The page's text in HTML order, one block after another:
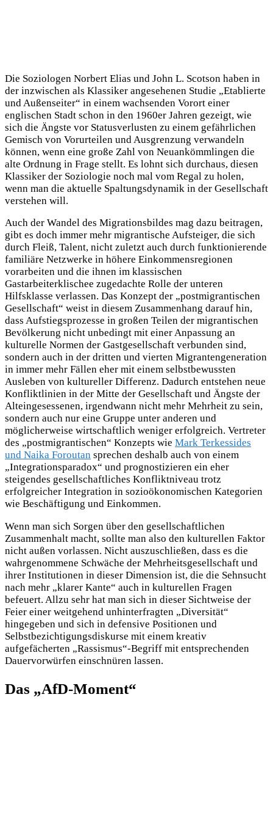
Die Soziologen Norbert Elias und John L. Scotson haben in
der inzwischen als Klassiker angesehenen Studie „Etablierte
und Außenseiter“ in einem wachsenden Vorort einer
englischen Stadt schon in den 1960er Jahren gezeigt, wie
sich die Ängste vor Statusverlusten zu einem gefährlichen
Gemisch von Vorurteilen und Ausgrenzung verwandeln
können, wenn eine große Zahl von Neuankömmlingen die
alte Ordnung in Frage stellt. Es lohnt sich durchaus, diesen
Klassiker der Soziologie noch mal vom Regal zu holen,
wenn man die aktuelle Spaltungsdynamik in der Gesellschaft
verstehen will.
Auch der Wandel des Migrationsbildes mag dazu beitragen,
gibt es doch immer mehr migrantische Aufsteiger, die sich
durch Fleiß, Talent, nicht zuletzt auch durch funktionierende
familiäre Netzwerke in höhere Einkommensregionen
vorarbeiten und die ihnen im klassischen
Gastarbeiterklischee zugedachte Rolle der unteren
Hilfsklasse verlassen. Das Konzept der „postmigrantischen
Gesellschaft“ weist in diesem Zusammenhang darauf hin,
dass Aufstiegsprozesse in großen Teilen der migrantischen
Bevölkerung nicht unbedingt mit einer Anpassung an
kulturelle Normen der Gastgesellschaft verbunden sind,
sondern auch in der dritten und vierten Migrantengeneration
in immer mehr Fällen eher mit einem selbstbewussten
Ausleben von kultureller Differenz. Dadurch entstehen neue
Konfliktlinien in der Mitte der Gesellschaft und Ängste der
Alteingesessenen, irgendwann nicht mehr Mehrheit zu sein,
sondern auch nur eine Gruppe unter anderen und
möglicherweise wirtschaftlich weniger erfolgreich. Vertreter
des „postmigrantischen“ Konzepts wie Mark Terkessides
und Naika Foroutan sprechen deshalb auch von einem
„Integrationsparadox“ und prognostizieren ein eher
steigendes gesellschaftliches Konfliktniveau trotz
erfolgreicher Integration in sozioökonomischen Kategorien
wie Beschäftigung und Einkommen.
Wenn man sich Sorgen über den gesellschaftlichen
Zusammenhalt macht, sollte man also den kulturellen Faktor
nicht außen vorlassen. Nicht auszuschließen, dass es die
wahrgenommene Schwäche der Mehrheitsgesellschaft und
ihrer Institutionen in dieser Dimension ist, die die Sehnsucht
nach mehr „klarer Kante“ auch in kulturellen Fragen
befeuert. Allzu sehr hat man sich in dieser Sichtweise der
Feier einer weitgehend unhinterfragten „Diversität“
hingegeben und sich in defensive Positionen und
Selbstbezichtigungsdiskurse mit einem kreativ
aufgefächerten „Rassismus“-Begriff mit entsprechenden
Dauervorwürfen einschnüren lassen.
Das „AfD-Moment“